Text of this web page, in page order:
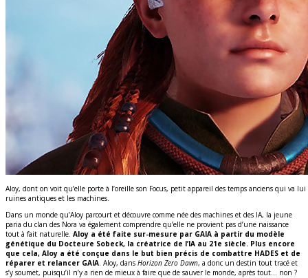
Aloy, dont on voit qu’elle porte à l’oreille son Focus, petit appareil des temps anciens qui va
ruines antiques et les machines.
Dans un monde qu’Aloy parcourt et découvre comme née des machines et des IA, la jeune
paria du clan des Nora va également comprendre qu’elle ne provient pas d’une naissance
tout à fait naturelle. Aloy a été faite sur-mesure par GAIA à partir du modèle
génétique du Docteure Sobeck, la créatrice de l’IA au 21e siècle. Plus encore
que cela, Aloy a été conçue dans le but bien précis de combattre HADES et de
réparer et relancer GAIA . Aloy, dans Horizon Zero Dawn, a donc un destin tout tracé et
s’y soumet, puisqu’il n’y a rien de mieux à faire que de sauver le monde, après tout… non ?